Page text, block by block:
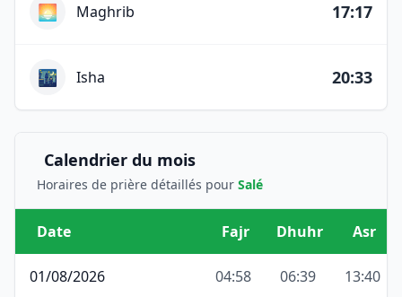
🌅 Maghrib 17:17
🌃 Isha 20:33
Calendrier du mois
Horaires de prière détaillés pour Salé
Date Fajr Dhuhr Asr
01/08/2026 04:58 06:39 13:40